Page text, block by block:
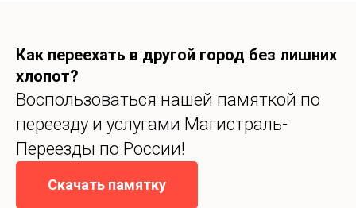
Как переехать в другой город без лишних
хлопот?
Воспользоваться нашей памяткой по
переезду и услугами Магистраль-
Переезды по России!
Скачать памятку